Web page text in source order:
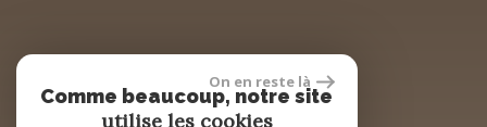
réalisé par
On en reste là
Comme beaucoup, notre site
utilise les cookies